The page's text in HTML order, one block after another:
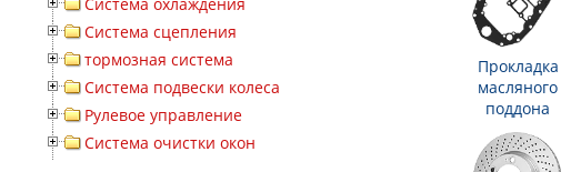
Система сцепления
тормозная система
Система подвески колеса
Рулевое управление
Система очистки окон
Прокладка
масляного
поддона